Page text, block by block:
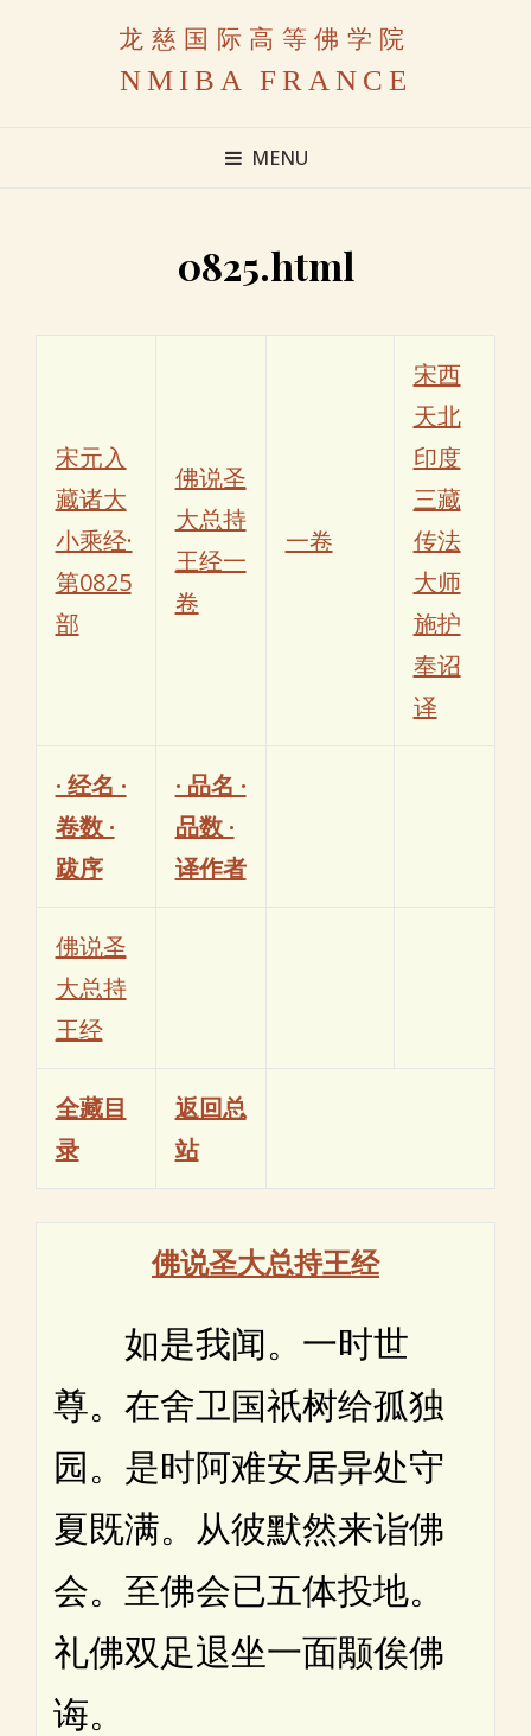
龙慈国际高等佛学院
NMIBA FRANCE
MENU
0825.html
宋元入
藏诸大
小乘经·
第0825
部
佛说圣
大总持
王经一
卷
一卷
宋西
天北
印度
三藏
传法
大师
施护
奉诏
译
· 经名 ·
卷数 ·
跋序
· 品名 ·
品数 ·
译作者
佛说圣
大总持
王经
全藏目
录
返回总
站
佛说圣大总持王经
如是我闻。一时世
尊。在舍卫国祇树给孤独
园。是时阿难安居异处守
夏既满。从彼默然来诣佛
会。至佛会已五体投地。
礼佛双足退坐一面颙俟佛
诲。